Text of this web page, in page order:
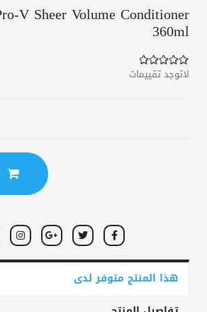
V Sheer Volume Conditioner
360ml
لاتوجد تقييمات
هذا المنتج متوفر لدى